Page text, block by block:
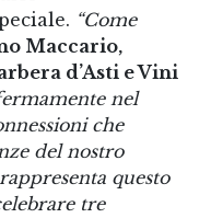
“Come
Maccario,
d’Asti e Vini
nel
che
del nostro
questo
tre